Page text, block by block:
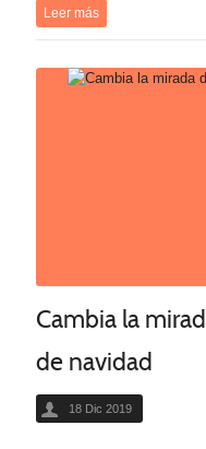
Leer más
Cambia la
de navidad
18 Dic 2019